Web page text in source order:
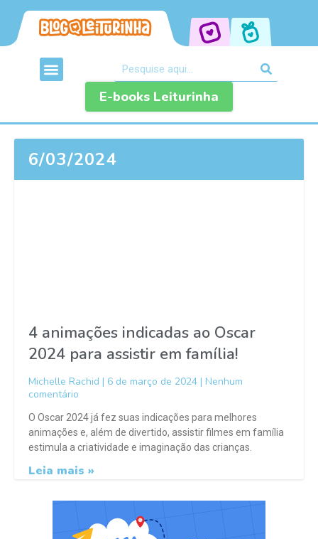
E-books Leiturinha
6/03/2024
4 animações indicadas ao Oscar
2024 para assistir em família!
Michelle Rachid 6 de março de 2024
Nenhum
comentário
O Oscar 2024 já fez suas indicações para melhores
animações e, além de divertido, assistir filmes em família
estimula a criatividade e imaginação das crianças.
Leia mais »